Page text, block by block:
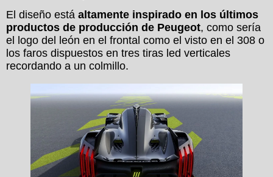
El diseño está altamente inspirado en los últimos
productos de producción de Peugeot, como sería
el logo del león en el frontal como el visto en el 308 o
los faros dispuestos en tres tiras led verticales
recordando a un colmillo.